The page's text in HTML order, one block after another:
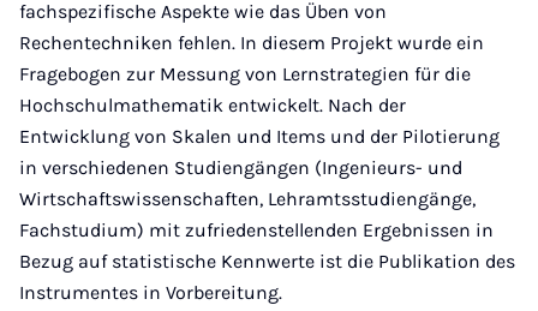
fachspezifische Aspekte wie das Üben von
Rechentechniken fehlen. In diesem Projekt wurde ein
Fragebogen zur Messung von Lernstrategien für die
Hochschulmathematik entwickelt. Nach der
Entwicklung von Skalen und Items und der Pilotierung
in verschiedenen Studiengängen (Ingenieurs- und
Wirtschaftswissenschaften, Lehramtsstudiengänge,
Fachstudium) mit zufriedenstellenden Ergebnissen in
Bezug auf statistische Kennwerte ist die Publikation des
Instrumentes in Vorbereitung.